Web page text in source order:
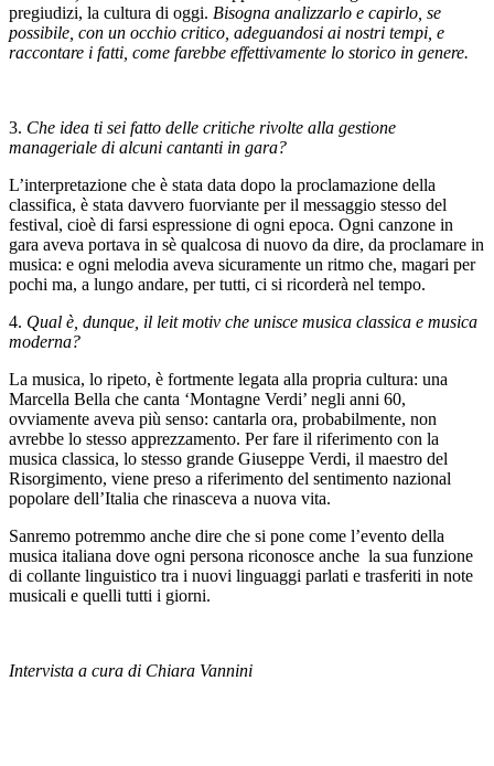
pregiudizi, la cultura di oggi. Bisogna analizzarlo e capirlo, se
possibile, con un occhio critico, adeguandosi ai nostri tempi, e
raccontare i fatti, come farebbe effettivamente lo storico in genere.
3. Che idea ti sei fatto delle critiche rivolte alla gestione
manageriale di alcuni cantanti in gara?
L’interpretazione che è stata data dopo la proclamazione della
classifica, è stata davvero fuorviante per il messaggio stesso del
festival, cioè di farsi espressione di ogni epoca. Ogni canzone in
gara aveva portava in sè qualcosa di nuovo da dire, da proclamare in
musica: e ogni melodia aveva sicuramente un ritmo che, magari per
pochi ma, a lungo andare, per tutti, ci si ricorderà nel tempo.
4. Qual è, dunque, il leit motiv che unisce musica classica e musica
moderna?
La musica, lo ripeto, è fortmente legata alla propria cultura: una
Marcella Bella che canta ‘Montagne Verdi’ negli anni 60,
ovviamente aveva più senso: cantarla ora, probabilmente, non
avrebbe lo stesso apprezzamento. Per fare il riferimento con la
musica classica, lo stesso grande Giuseppe Verdi, il maestro del
Risorgimento, viene preso a riferimento del sentimento nazional
popolare dell’Italia che rinasceva a nuova vita.
Sanremo potremmo anche dire che si pone come l’evento della
musica italiana dove ogni persona riconosce anche la sua funzione
di collante linguistico tra i nuovi linguaggi parlati e trasferiti in note
musicali e quelli tutti i giorni.
Intervista a cura di Chiara Vannini